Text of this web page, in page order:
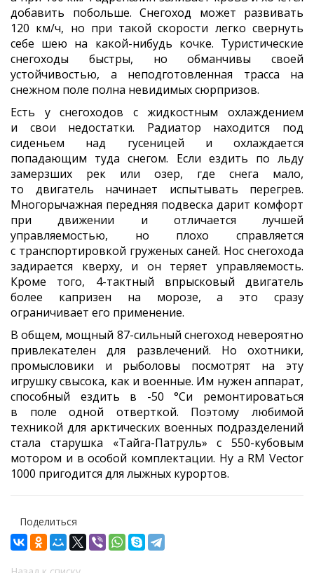
добавить побольше. Снегоход может развивать
120 км/ч, но при такой скорости легко свернуть
себе шею на какой-нибудь кочке. Туристические
снегоходы быстры, но обманчивы своей
устойчивостью, а неподготовленная трасса на
снежном поле полна невидимых сюрпризов.
Есть у снегоходов с жидкостным охлаждением
и свои недостатки. Радиатор находится под
сиденьем над гусеницей и охлаждается
попадающим туда снегом. Если ездить по льду
замерзших рек или озер, где снега мало,
то двигатель начинает испытывать перегрев.
Многорычажная передняя подвеска дарит комфорт
при движении и отличается лучшей
управляемостью, но плохо справляется
с транспортировкой груженых саней. Нос снегохода
задирается кверху, и он теряет управляемость.
Кроме того, 4-тактный впрысковый двигатель
более капризен на морозе, а это сразу
ограничивает его применение.
В общем, мощный 87-сильный снегоход невероятно
привлекателен для развлечений. Но охотники,
промысловики и рыболовы посмотрят на эту
игрушку свысока, как и военные. Им нужен аппарат,
способный ездить в -50 °Cи ремонтироваться
в поле одной отверткой. Поэтому любимой
техникой для арктических военных подразделений
стала старушка «Тайга-Патруль» с 550-кубовым
мотором и в особой комплектации. Ну а RM Vector
1000 пригодится для лыжных курортов.
Поделиться